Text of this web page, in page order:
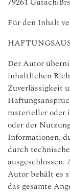
Für den Inhalt
Der Autor
inhaltlichen
Zuverlässigkeit
materieller oder
oder der
Informationen,
durch
Autor behält es
das gesamte